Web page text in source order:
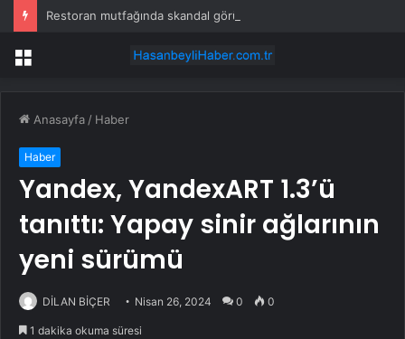
Menü
Anasayfa / Haber
Haber
Yandex, YandexART 1.3’ü
tanıttı: Yapay sinir ağlarının
yeni sürümü
DİLAN BİÇER Nisan 26, 2024 0 0
1 dakika okuma süresi